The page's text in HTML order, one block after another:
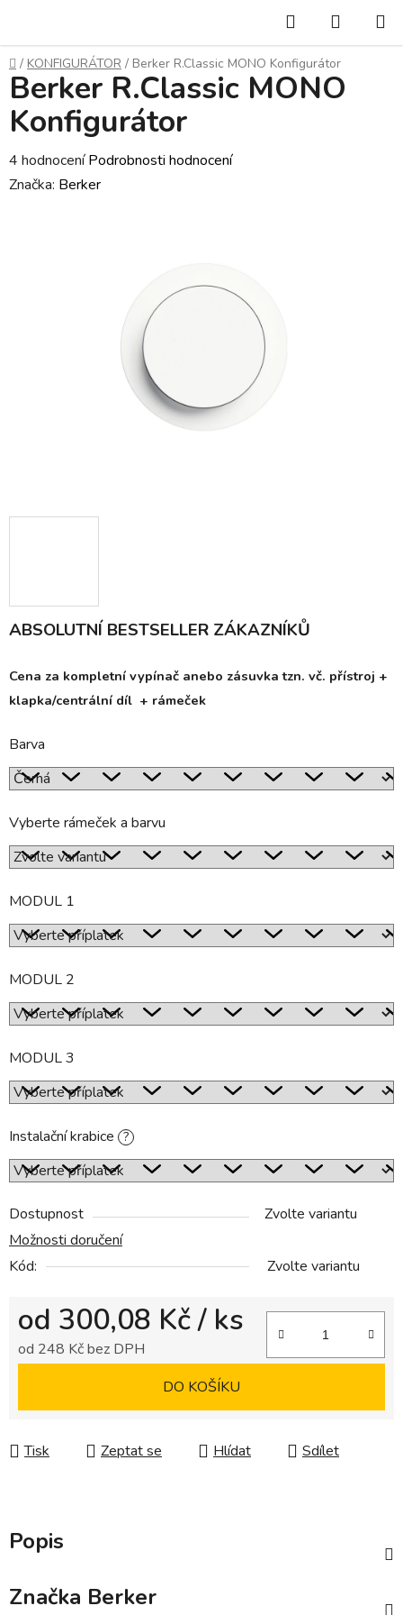
obsah
Hledat
KOŠÍK
Domů
/ KONFIGURÁTOR / Berker R.Classic MONO Konfigurátor
ABSOLUTNÍ BESTSELLER ZÁKAZNÍKŮ
Cena za kompletní vypínač anebo zásuvka tzn. vč. přístroj +
klapka/centrální díl + rámeček
Barva
Vyberte rámeček a barvu
MODUL 1
MODUL 2
MODUL 3
Instalační krabice ?
Dostupnost
Zvolte variantu
Možnosti doručení
Kód:
Zvolte variantu
od 300,08 Kč/ ks
od 248 Kčbez DPH
DO KOŠÍKU
Tisk Zeptat se Hlídat Sdílet
Berker R.Classic MONO
Konfigurátor
Průměrné
hodnocení
4 hodnocení Podrobnosti hodnocení
Značka: Berker
Popis
Značka Berker